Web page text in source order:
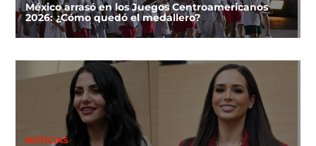
México arrasó en los Juegos Centroamericanos
2026: ¿Cómo quedó el medallero?
NOTICIAS